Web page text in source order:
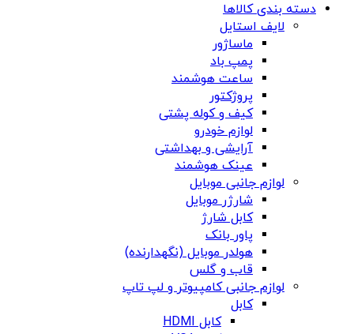
دسته بندی کالاها
لایف استایل
ماساژور
پمپ باد
ساعت هوشمند
پروژکتور
کیف و کوله پشتی
لوازم خودرو
آرایشی و بهداشتی
عینک هوشمند
لوازم جانبی موبایل
شارژر موبایل
کابل شارژ
پاور بانک
هولدر موبایل (نگهدارنده)
قاب و گلس
لوازم جانبی کامپیوتر و لپ تاپ
کابل
کابل HDMI